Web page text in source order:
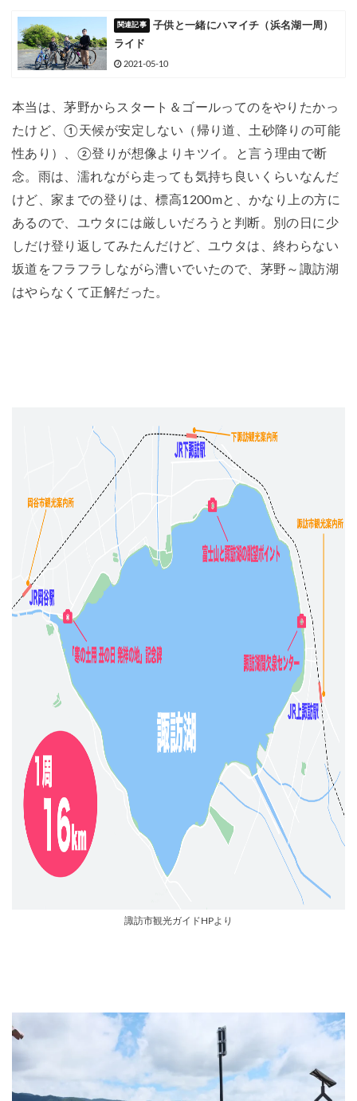
子供と一緒にハマイチ（浜名湖一周）
ライド
2021-05-10
本当は、茅野からスタート＆ゴールってのをやりたかっ
たけど、①天候が安定しない（帰り道、土砂降りの可能
性あり）、②登りが想像よりキツイ。と言う理由で断
念。雨は、濡れながら走っても気持ち良いくらいなんだ
けど、家までの登りは、標高1200mと、かなり上の方に
あるので、ユウタには厳しいだろうと判断。別の日に少
しだけ登り返してみたんだけど、ユウタは、終わらない
坂道をフラフラしながら漕いでいたので、茅野～諏訪湖
はやらなくて正解だった。
諏訪市観光ガイドHPより